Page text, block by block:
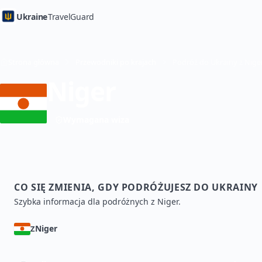
UkraineTravelGuard
CO SIĘ ZMIENIA, GDY PODRÓŻUJESZ DO UKRAINY
Szybka informacja dla podróżnych z Niger.
ZNiger